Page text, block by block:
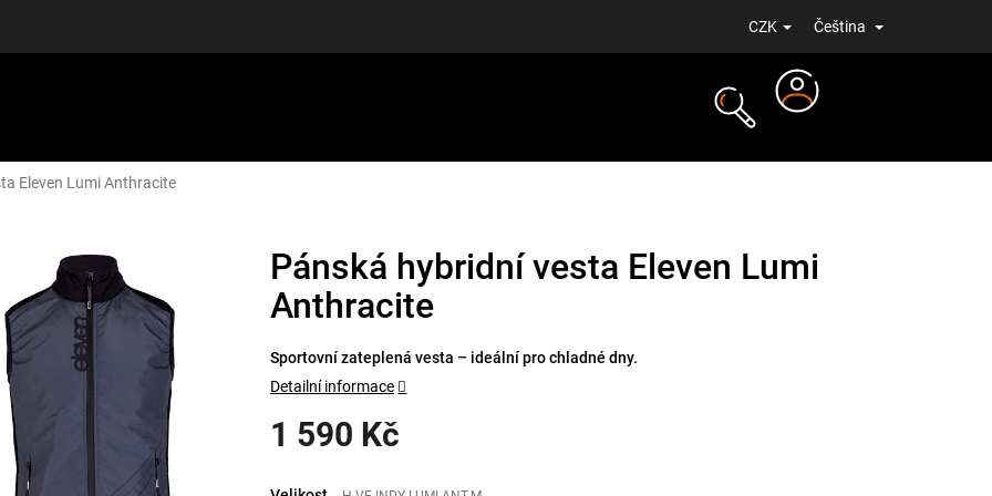
CZK Čeština
Eleven Lumi Anthracite
Pánská hybridní vesta Eleven Lumi
Anthracite
1 590 Kč
Sportovní zateplená vesta – ideální pro chladné dny.
Detailní informace